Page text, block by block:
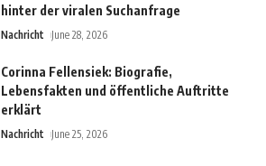
hinter der viralen Suchanfrage
Nachricht June 28, 2026
Corinna Fellensiek: Biografie,
Lebensfakten und öffentliche Auftritte
erklärt
Nachricht June 25, 2026